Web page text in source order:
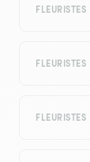
FLEURISTES
FLEURISTES
FLEURISTES